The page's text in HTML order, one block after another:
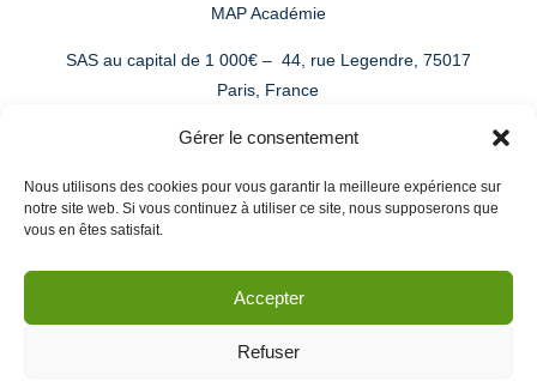
Gérer le consentement
Nous utilisons des cookies pour vous garantir la meilleure expérience sur
notre site web. Si vous continuez à utiliser ce site, nous supposerons que
vous en êtes satisfait.
Accepter
Refuser
MAP Académie
SAS au capital de 1 000€ – 44, rue Legendre, 75017
Paris, France
895 035 673 00022– NDA : 11941070194
Partager
Tous droits réservés MAP réussite® et MAP Académie®